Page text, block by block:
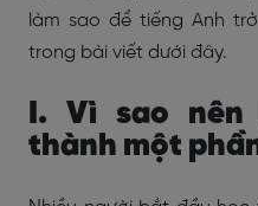
làm sao để tiếng Anh
trong bài viết dưới đây.
I. Vì sao nên
thành một